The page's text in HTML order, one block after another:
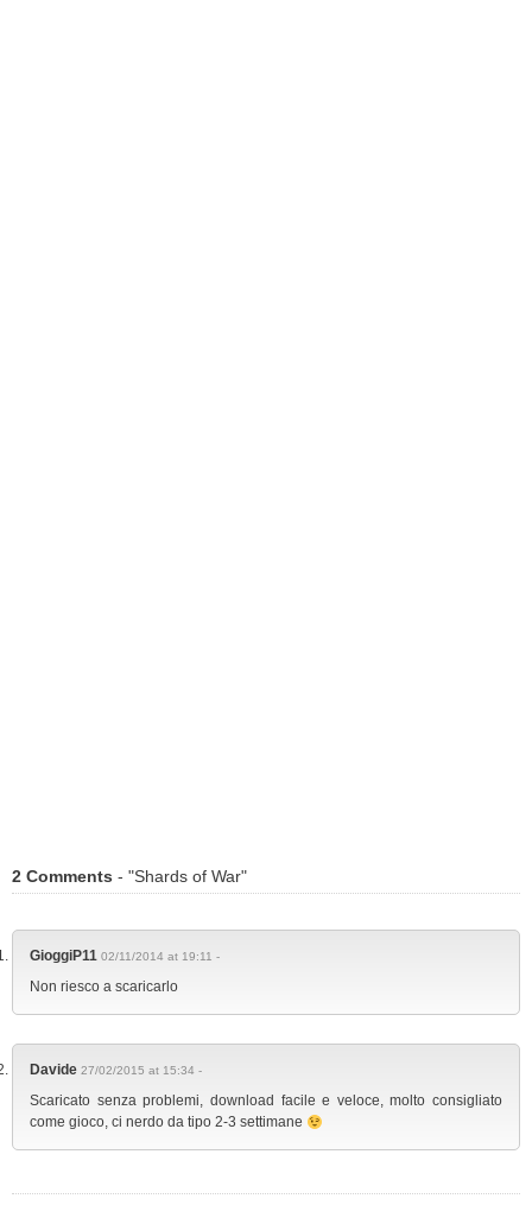
2 Comments - "Shards of War"
GioggiP11 02/11/2014 at 19:11 -
Non riesco a scaricarlo
Davide 27/02/2015 at 15:34 -
Scaricato senza problemi, download facile e veloce, molto consigliato
come gioco, ci nerdo da tipo 2-3 settimane